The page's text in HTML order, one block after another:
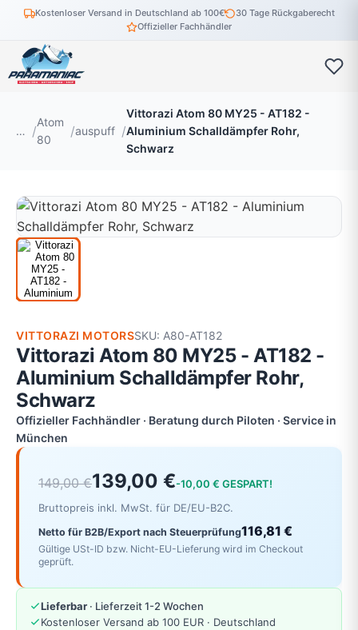
Kostenloser Versand in Deutschland ab 100€
30 Tage Rückgaberecht
Offizieller Fachhändler
…
Atom
80
auspuff
Vittorazi Atom 80 MY25 - AT182 -
Aluminium Schalldämpfer Rohr,
Schwarz
VITTORAZI MOTORSSKU: A80-AT182
Vittorazi Atom 80 MY25 - AT182 -
Aluminium Schalldämpfer Rohr,
Schwarz
Offizieller Fachhändler · Beratung durch Piloten · Service in
München
149,00 €139,00 €-10,00 € GESPART!
Bruttopreis inkl. MwSt. für DE/EU-B2C.
Netto für B2B/Export nach Steuerprüfung116,81 €
Gültige USt-ID bzw. Nicht-EU-Lieferung wird im Checkout
geprüft.
Lieferbar · Lieferzeit 1-2 Wochen
Kostenloser Versand ab 100 EUR · Deutschland